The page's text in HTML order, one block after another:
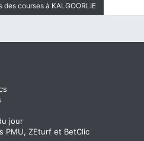
des courses à KALGOORLIE
jour
PMU, ZEturf et BetClic